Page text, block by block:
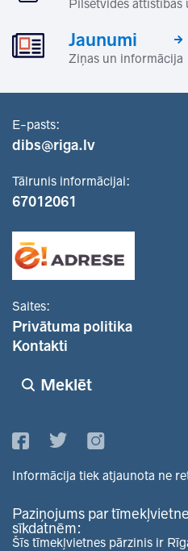
Pilsētvides attīstības
Jaunumi
Ziņas un informācija
E-pasts:
dibs@riga.lv
Tālrunis informācijai:
67012061
Saites:
Privātuma politika
Kontakti
Meklēt
Informācija tiek atjaunota ne
Paziņojums par
sīkdatnēm:
Šīs tīmekļvietnes pārzinis ir